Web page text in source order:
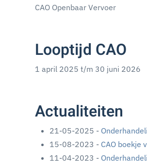
CAO Openbaar Vervoer
Looptijd CAO
1 april 2025 t/m 30 juni 2026
Actualiteiten
21-05-2025 -
15-08-2023 - CAO boekje
11-04-2023 -